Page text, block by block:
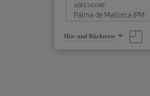
ABFLUGORT
Wählen
Sie
eine
Hin- und Rückreise